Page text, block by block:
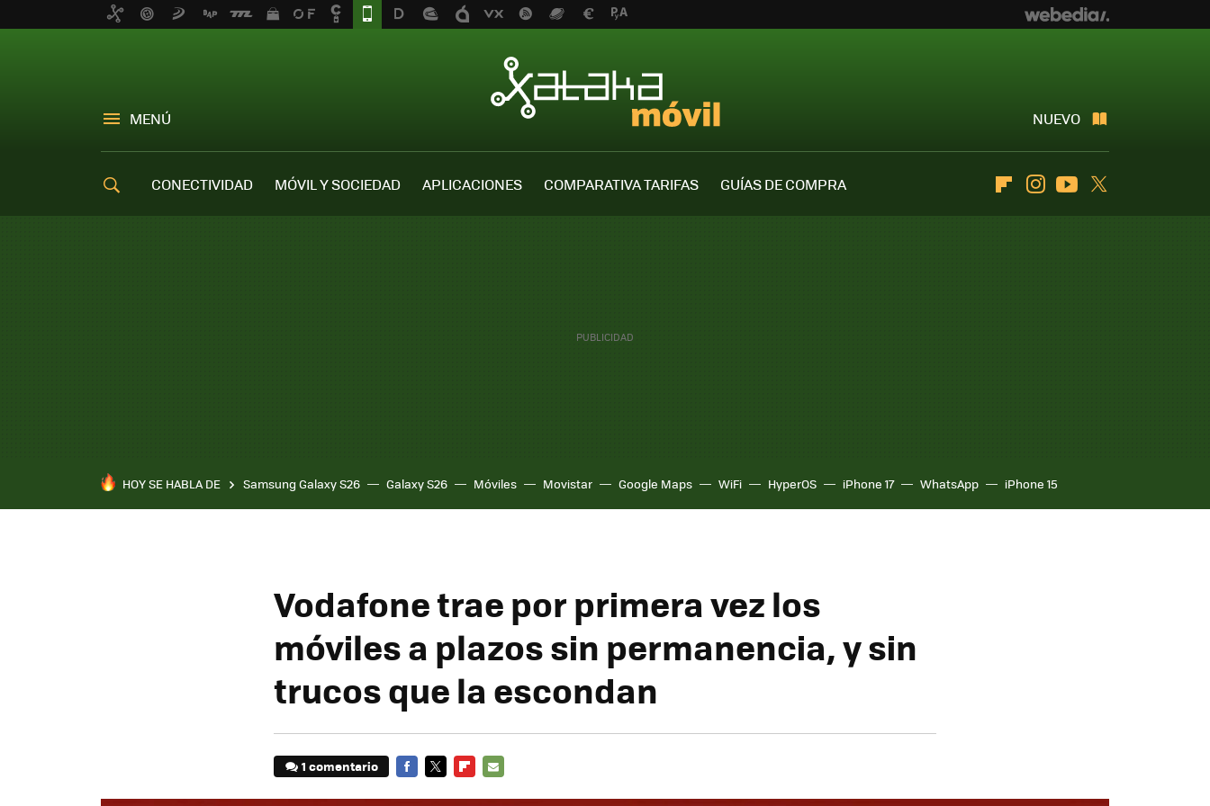
MENÚ NUEVO
CONECTIVIDAD MÓVIL Y SOCIEDAD APLICACIONES COMPARATIVA TARIFAS
GUÍAS DE COMPRA
FlipboardInstagramYoutube
HOY SE HABLA DE Samsung Galaxy S26 Galaxy S26 Móviles Movistar Google Maps WiFi HyperOS iPhone 17 WhatsApp iPhone 15
Vodafone trae por primera vez los
móviles a plazos sin permanencia, y sin
trucos que la escondan
1 comentario